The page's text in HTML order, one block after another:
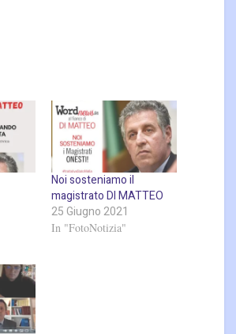
Noi sosteniamo il
magistrato DI MATTEO
25 Giugno 2021
In "FotoNotizia"